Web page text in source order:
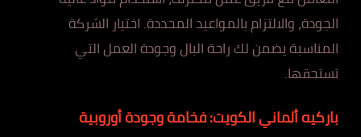
الجودة، والالتزام بالمواعيد المحددة. اختيار الشركة
المناسبة يضمن لك راحة البال وجودة العمل التي
تستحقها.
باركيه ألماني الكويت: فخامة وجودة أوروبية